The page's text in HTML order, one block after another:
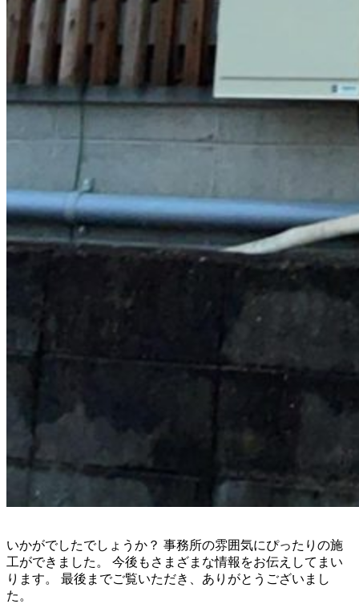
いかがでしたでしょうか？ 事務所の雰囲気にぴったりの施
工ができました。 今後もさまざまな情報をお伝えしてまい
ります。 最後までご覧いただき、ありがとうございまし
た。